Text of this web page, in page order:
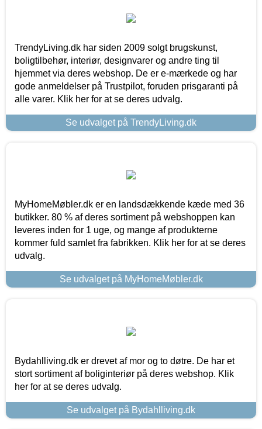
TrendyLiving.dk har siden 2009 solgt brugskunst,
boligtilbehør, interiør, designvarer og andre ting til
hjemmet via deres webshop. De er e-mærkede og har
gode anmeldelser på Trustpilot, foruden prisgaranti på
alle varer. Klik her for at se deres udvalg.
Se udvalget på TrendyLiving.dk
MyHomeMøbler.dk er en landsdækkende kæde med 36
butikker. 80 % af deres sortiment på webshoppen kan
leveres inden for 1 uge, og mange af produkterne
kommer fuld samlet fra fabrikken. Klik her for at se deres
udvalg.
Se udvalget på MyHomeMøbler.dk
Bydahlliving.dk er drevet af mor og to døtre. De har et
stort sortiment af boliginteriør på deres webshop. Klik
her for at se deres udvalg.
Se udvalget på Bydahlliving.dk